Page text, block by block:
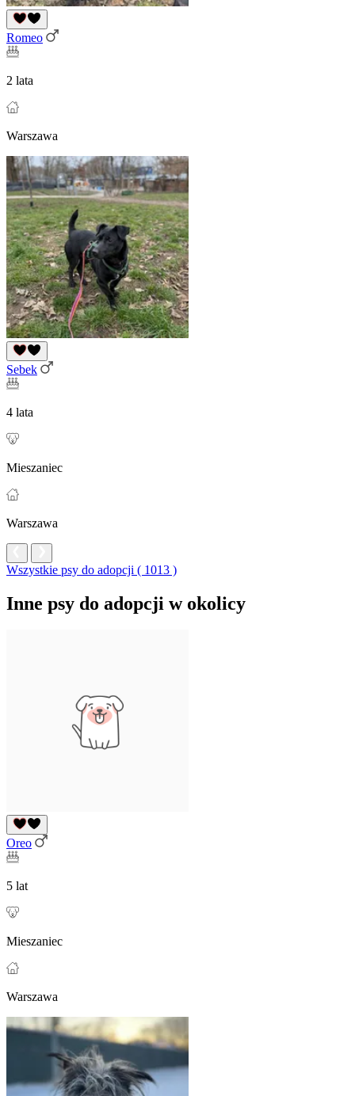
Romeo
2 lata
Warszawa
Sebek
4 lata
Mieszaniec
Warszawa
Wszystkie psy do adopcji ( 1013 )
Inne psy do adopcji w okolicy
Oreo
5 lat
Mieszaniec
Warszawa